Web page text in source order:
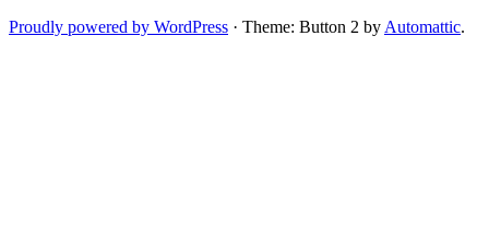
Proudly powered by WordPress · Theme: Button 2 by Automattic.